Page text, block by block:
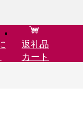
返礼品
カート